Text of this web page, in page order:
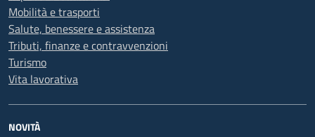
Mobilità e trasporti
Salute, benessere e assistenza
Tributi, finanze e contravvenzioni
Turismo
Vita lavorativa
NOVITÀ